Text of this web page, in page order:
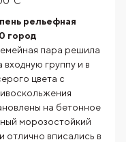
рельефная
город
пара решила
группу и в
цвета с
на бетонное
морозостойкий
отлично вписались в